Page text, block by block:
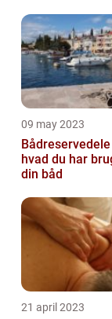
09 may 2023
hvad du har
din båd
21 april 2023